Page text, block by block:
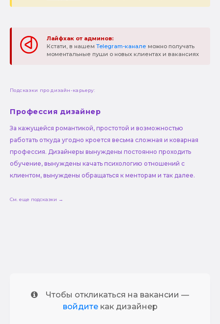
Лайфхак от админов:
Кстати, в нашем Telegram-канале можно получать
моментальные пуши о новых клиентах и вакансиях
Подсказки про дизайн-карьеру:
Профессия дизайнер
За кажущейся романтикой, простотой и возможностью
работать откуда угодно кроется весьма сложная и коварная
профессия. Дизайнеры вынуждены постоянно проходить
обучение, вынуждены качать психологию отношений с
клиентом, вынуждены обращаться к менторам и так далее.
См. еще подсказки →
Чтобы откликаться на вакансии —
войдитекак дизайнер